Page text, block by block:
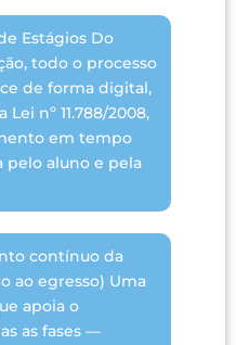
Estágios Do
todo o processo
de forma digital,
nº 11.788/2008,
em tempo
pelo aluno e pela
contínuo da
ao egresso) Uma
apoia o
as fases —